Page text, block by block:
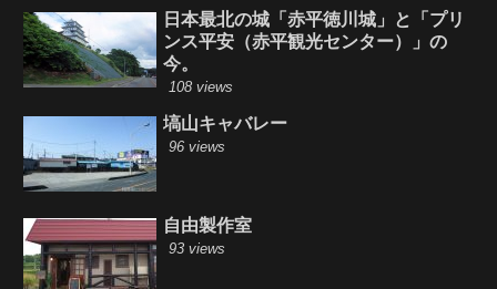
日本最北の城「赤平徳川城」と「プリ
ンス平安（赤平観光センター）」の
今。
108 views
塙山キャバレー
96 views
自由製作室
93 views